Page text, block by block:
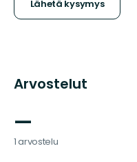
Lähetä kysymys
Arvostelut
—
1 arvostelu